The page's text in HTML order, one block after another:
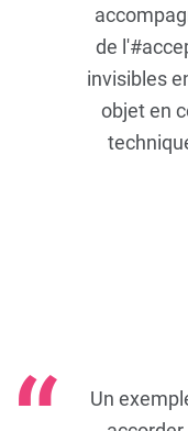
de l'
invisibles
objet en
Un